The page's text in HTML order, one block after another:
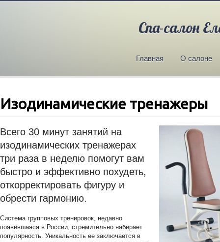
Спа-салон
Главная О салоне
Изодинамические тренажеры
Всего 30 минут занятий на
изодинамических тренажерах
три раза в неделю помогут вам
быстро и эффективно похудеть,
откорректировать фигуру и
обрести гармонию.
Система групповых тренировок, недавно
появившаяся в России, стремительно набирает
популярность. Уникальность ее заключается в